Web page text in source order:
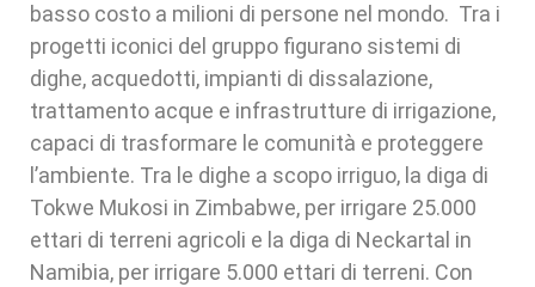
basso costo a milioni di persone nel mondo. Tra i
progetti iconici del gruppo figurano sistemi di
dighe, acquedotti, impianti di dissalazione,
trattamento acque e infrastrutture di irrigazione,
capaci di trasformare le comunità e proteggere
l’ambiente. Tra le dighe a scopo irriguo, la diga di
Tokwe Mukosi in Zimbabwe, per irrigare 25.000
ettari di terreni agricoli e la diga di Neckartal in
Namibia, per irrigare 5.000 ettari di terreni. Con